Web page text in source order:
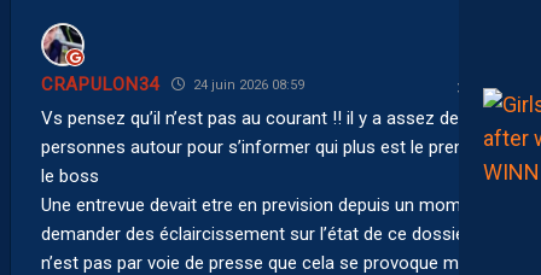
CRAPULON34 24 juin 2026 08:59
Vs pensez qu’il n’est pas au courant !! il y a assez de
personnes autour pour s’informer qui plus est le premier
le boss
Une entrevue devait etre en prevision depuis un moment
demander des éclaircissement sur l’état de ce dossier ce
n’est pas par voie de presse que cela se provoque mais